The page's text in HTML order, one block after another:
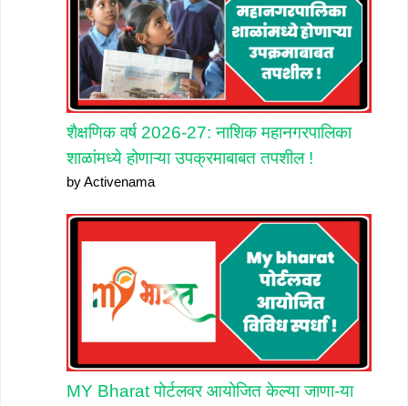
शैक्षणिक वर्ष 2026-27: नाशिक महानगरपालिका
शाळांमध्ये होणाऱ्या उपक्रमाबाबत तपशील !
by Activenama
MY Bharat पोर्टलवर आयोजित केल्या जाणा-या